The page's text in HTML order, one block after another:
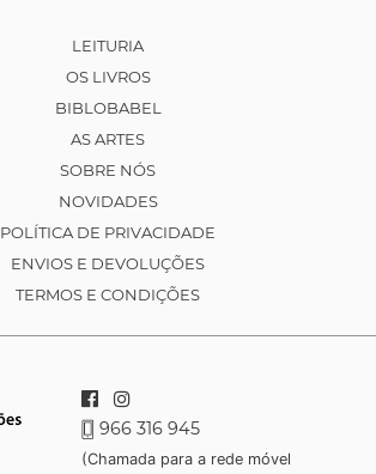
LEITURIA
OS LIVROS
BIBLOBABEL
AS ARTES
SOBRE NÓS
NOVIDADES
POLÍTICA DE PRIVACIDADE
ENVIOS E DEVOLUÇÕES
TERMOS E CONDIÇÕES
966 316 945
(Chamada para a rede móvel